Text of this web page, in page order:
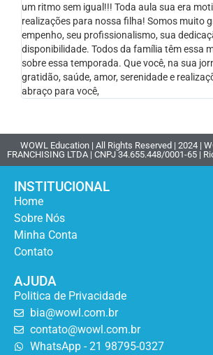
um ritmo sem igual!!! Toda aula sua era
realizações para nossa filha! Somos muito
empenho, seu profissionalismo, sua
disponibilidade. Todos da família têm essa
sobre essa temporada. Que você, na sua
gratidão, saúde, amor, serenidade e
abraço para você,
WOWL Education | All Rights Reserved | 2024 |
FRANCHISING LTDA | CNPJ 34.655.448/0001-65 |
INSTITUCIONAL
Home
Sobre Nós
Minha Conta
Contato
AJUDA
Politica de Privacidade
bia@wowl.com.br
contato@wowl.com.br
WhatsApp - 21 98795-0327